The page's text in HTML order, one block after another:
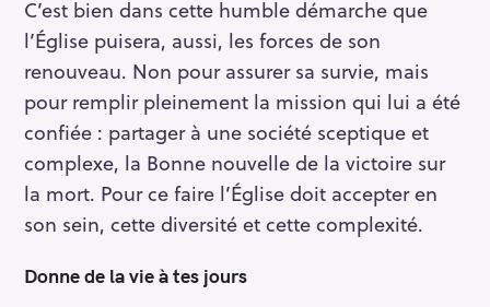
C’est bien dans cette humble démarche que
l’Église puisera, aussi, les forces de son
renouveau. Non pour assurer sa survie, mais
pour remplir pleinement la mission qui lui a été
confiée : partager à une société sceptique et
complexe, la Bonne nouvelle de la victoire sur
la mort. Pour ce faire l’Église doit accepter en
son sein, cette diversité et cette complexité.
Donne de la vie à tes jours